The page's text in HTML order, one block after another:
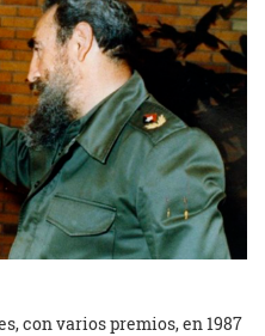
con varios premios, en 1987